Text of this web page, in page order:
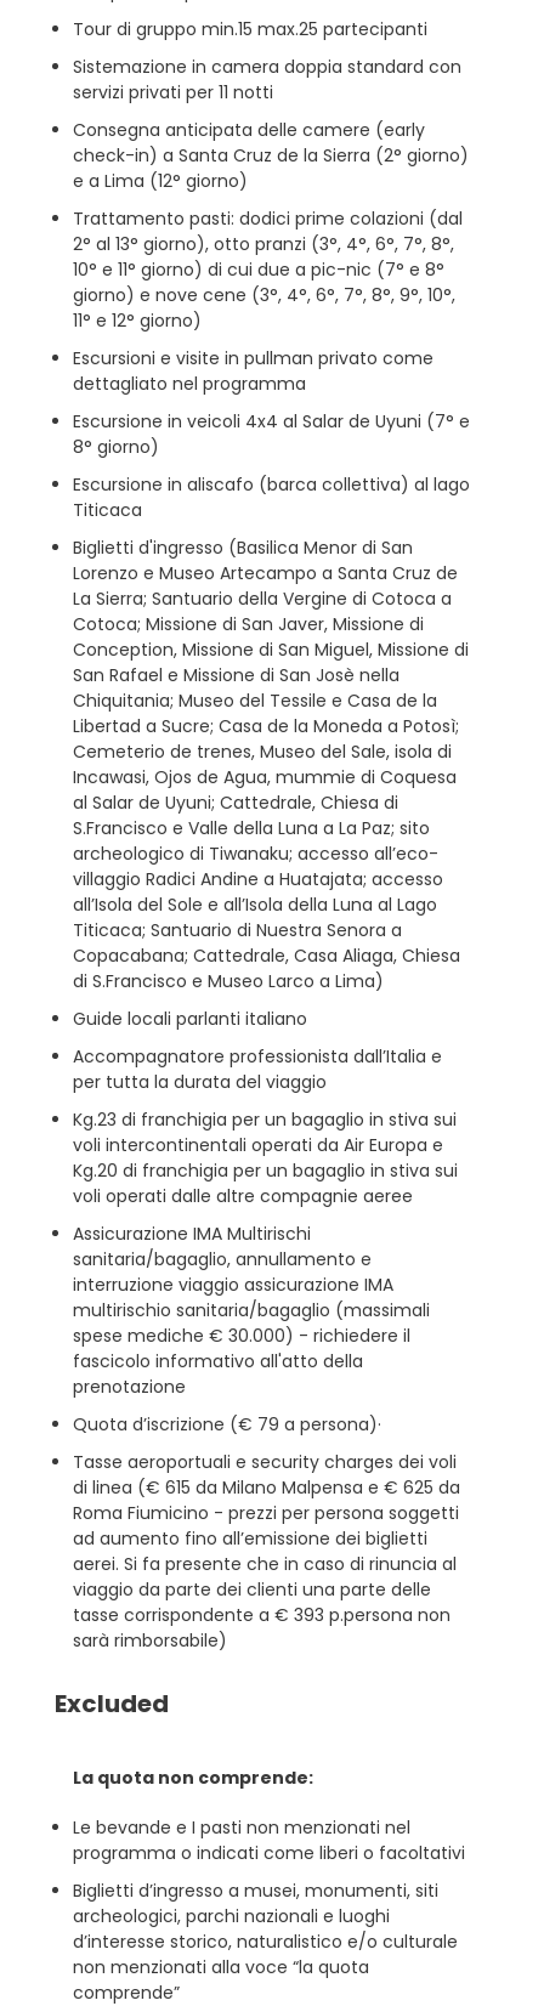
Tour di gruppo min.15 max.25 partecipanti
Sistemazione in camera doppia standard con
servizi privati per 11 notti
Consegna anticipata delle camere (early
check-in) a Santa Cruz de la Sierra (2° giorno)
e a Lima (12° giorno)
Trattamento pasti: dodici prime colazioni (dal
2° al 13° giorno), otto pranzi (3°, 4°, 6°, 7°, 8°,
10° e 11° giorno) di cui due a pic-nic (7° e 8°
giorno) e nove cene (3°, 4°, 6°, 7°, 8°, 9°, 10°,
11° e 12° giorno)
Escursioni e visite in pullman privato come
dettagliato nel programma
Escursione in veicoli 4x4 al Salar de Uyuni (7° e
8° giorno)
Escursione in aliscafo (barca collettiva) al lago
Titicaca
Biglietti d'ingresso (Basilica Menor di San
Lorenzo e Museo Artecampo a Santa Cruz de
La Sierra; Santuario della Vergine di Cotoca a
Cotoca; Missione di San Javer, Missione di
Conception, Missione di San Miguel, Missione di
San Rafael e Missione di San Josè nella
Chiquitania; Museo del Tessile e Casa de la
Libertad a Sucre; Casa de la Moneda a Potosì;
Cemeterio de trenes, Museo del Sale, isola di
Incawasi, Ojos de Agua, mummie di Coquesa
al Salar de Uyuni; Cattedrale, Chiesa di
S.Francisco e Valle della Luna a La Paz; sito
archeologico di Tiwanaku; accesso all’eco-
villaggio Radici Andine a Huatajata; accesso
all’Isola del Sole e all’Isola della Luna al Lago
Titicaca; Santuario di Nuestra Senora a
Copacabana; Cattedrale, Casa Aliaga, Chiesa
di S.Francisco e Museo Larco a Lima)
Guide locali parlanti italiano
Accompagnatore professionista dall’Italia e
per tutta la durata del viaggio
Kg.23 di franchigia per un bagaglio in stiva sui
voli intercontinentali operati da Air Europa e
Kg.20 di franchigia per un bagaglio in stiva sui
voli operati dalle altre compagnie aeree
Assicurazione IMA Multirischi
sanitaria/bagaglio, annullamento e
interruzione viaggio assicurazione IMA
multirischio sanitaria/bagaglio (massimali
spese mediche € 30.000) - richiedere il
fascicolo informativo all'atto della
prenotazione
Quota d’iscrizione (€ 79 a persona)·
Tasse aeroportuali e security charges dei voli
di linea (€ 615 da Milano Malpensa e € 625 da
Roma Fiumicino - prezzi per persona soggetti
ad aumento fino all’emissione dei biglietti
aerei. Si fa presente che in caso di rinuncia al
viaggio da parte dei clienti una parte delle
tasse corrispondente a € 393 p.persona non
sarà rimborsabile)
Excluded
La quota non comprende:
Le bevande e I pasti non menzionati nel
programma o indicati come liberi o facoltativi
Biglietti d’ingresso a musei, monumenti, siti
archeologici, parchi nazionali e luoghi
d’interesse storico, naturalistico e/o culturale
non menzionati alla voce “la quota
comprende”